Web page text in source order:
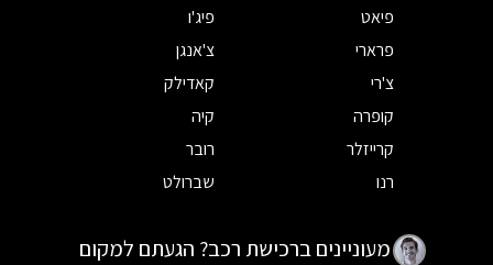
פיאט
פיג'ו
פרארי
צ'אנגן
צ'רי
קאדילק
קופרה
קיה
קרייזלר
רובר
רנו
שברולט
מעוניינים ברכישת רכב? הגעתם למקום